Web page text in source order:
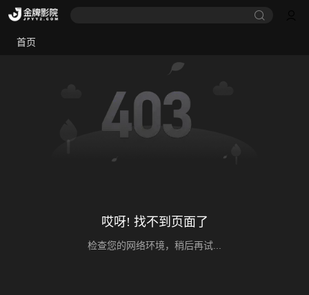
首页
哎呀! 找不到页面了
检查您的网络环境，稍后再试...